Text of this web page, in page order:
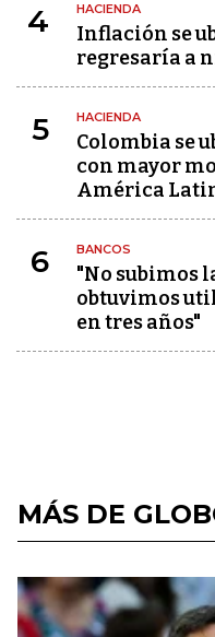
4 HACIENDA
Inflación se
regresaría a
5 HACIENDA
Colombia se
con mayor
América
6 BANCOS
"No subimos
obtuvimos
en tres años"
MÁS DE